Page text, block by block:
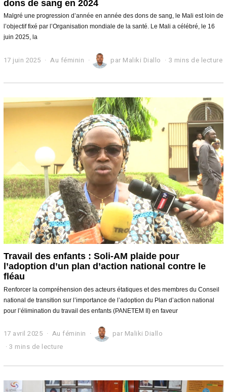
dons de sang en 2024
Malgré une progression d’année en année des dons de sang, le Mali est loin de
l’objectif fixé par l’Organisation mondiale de la santé. Le Mali a célébré, le 16
juin 2025, la
17 juin 2025
i
n
Au féminin par Maliki Diallo 3 mins de lecture
Travail des enfants : Soli-AM plaide pour
l’adoption d’un plan d’action national contre le
fléau
Renforcer la compréhension des acteurs étatiques et des membres du Conseil
national de transition sur l’importance de l’adoption du Plan d’action national
pour l’élimination du travail des enfants (PANETEM II) en faveur
17 avril 2025
a
i
Au féminin par Maliki Diallo
3 mins de lecture